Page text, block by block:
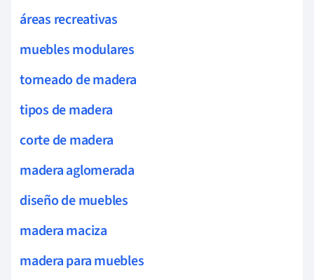
áreas recreativas
muebles modulares
torneado de madera
tipos de madera
corte de madera
madera aglomerada
diseño de muebles
madera maciza
madera para muebles